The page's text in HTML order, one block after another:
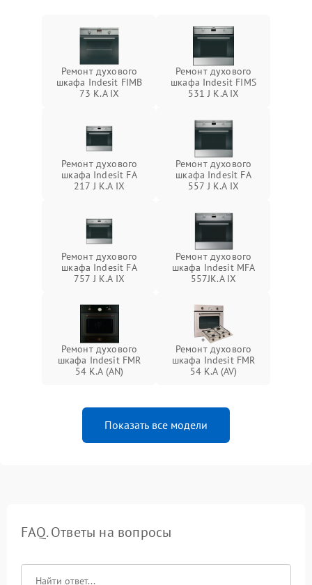
Ремонт духового
шкафа Indesit FIMB
73 K.A IX
Ремонт духового
шкафа Indesit FIMS
531 J K.A IX
Ремонт духового
шкафа Indesit FA
217 J K.A IX
Ремонт духового
шкафа Indesit FA
557 J K.A IX
Ремонт духового
шкафа Indesit FA
757 J K.A IX
Ремонт духового
шкафа Indesit MFA
557JK.A IX
Ремонт духового
шкафа Indesit FMR
54 K.A (AN)
Ремонт духового
шкафа Indesit FMR
54 K.A (AV)
Показать все модели
FAQ. Ответы на вопросы